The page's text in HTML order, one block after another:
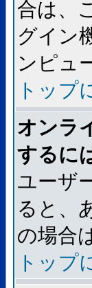
合は、
グイン
ンピュ
トップ
オンラ
するに
ユーザ
ると、
の場合
トップ